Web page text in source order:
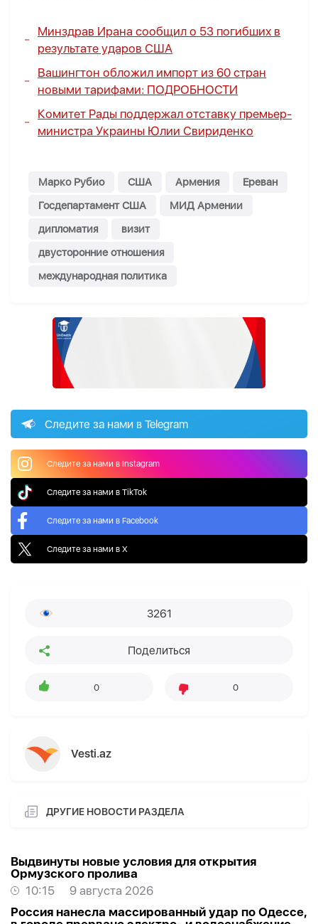
Минздрав Ирана сообщил о 53 погибших в
результате ударов США
Вашингтон обложил импорт из 60 стран
новыми тарифами: ПОДРОБНОСТИ
Комитет Рады поддержал отставку премьер-
министра Украины Юлии Свириденко
Марко Рубио США Армения
Ереван
Госдепартамент США
МИД Армении
дипломатия
визит
двусторонние отношения
международная политика
Следите за нами в Telegram
Следите за нами в Instagram
Следите за нами в TikTok
Следите за нами в Facebook
Следите за нами в X
3261
Поделиться
0 0
Vesti.az
ДРУГИЕ НОВОСТИ РАЗДЕЛА
Выдвинуты новые условия для открытия
Ормузского пролива
10:15
9 августа 2026
Россия нанесла массированный удар по Одессе,